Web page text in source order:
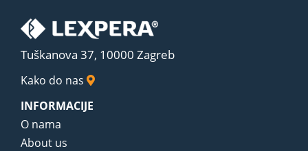
Tuškanova 37, 10000 Zagreb
Kako do nas
INFORMACIJE
O nama
About us